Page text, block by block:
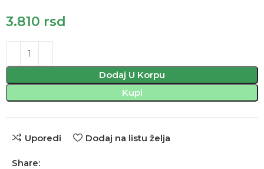
3.810 rsd
Dodaj U Korpu
Kupi
Uporedi Dodaj na listu želja
Share: